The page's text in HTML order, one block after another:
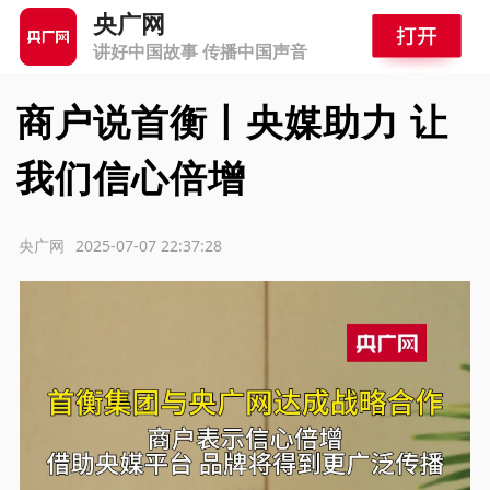
央广网
讲好中国故事 传播中国声音
商户说首衡丨央媒助力 让
我们信心倍增
2025-07-07 22:37:28
央广网